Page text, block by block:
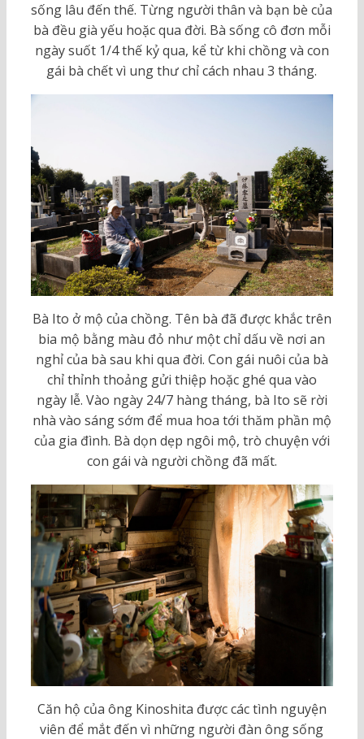
sống lâu đến thế. Từng người thân và bạn bè của
bà đều già yếu hoặc qua đời. Bà sống cô đơn mỗi
ngày suốt 1/4 thế kỷ qua, kể từ khi chồng và con
gái bà chết vì ung thư chỉ cách nhau 3 tháng.
Bà Ito ở mộ của chồng. Tên bà đã được khắc trên
bia mộ bằng màu đỏ như một chỉ dấu về nơi an
nghỉ của bà sau khi qua đời. Con gái nuôi của bà
chỉ thỉnh thoảng gửi thiệp hoặc ghé qua vào
ngày lễ. Vào ngày 24/7 hàng tháng, bà Ito sẽ rời
nhà vào sáng sớm để mua hoa tới thăm phần mộ
của gia đình. Bà dọn dẹp ngôi mộ, trò chuyện với
con gái và người chồng đã mất.
Căn hộ của ông Kinoshita được các tình nguyện
viên để mắt đến vì những người đàn ông sống